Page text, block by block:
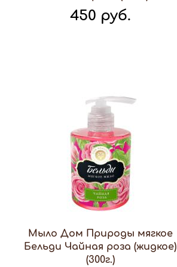
450 руб.
Мыло Дом Природы мягкое
Бельди Чайная роза (жидкое)
(300г.)